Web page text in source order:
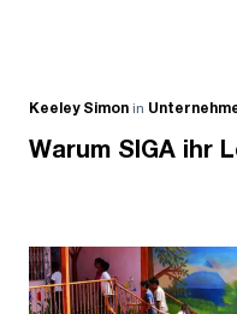
Keeley Simon in
Warum SIGA ihr